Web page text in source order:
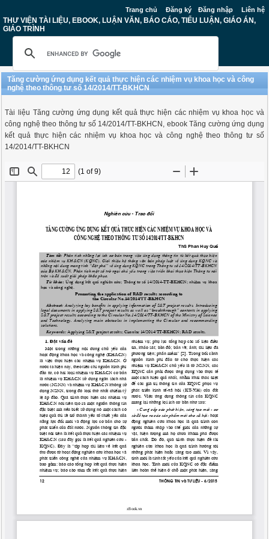
Trang chủ Đăng ký Đăng nhập Liên hệ
THƯ VIỆN TÀI LIỆU, EBOOK, LUẬN VĂN, BÁO CÁO, TIỂU LUẬN, GIÁO ÁN,
GIÁO TRÌNH
Tăng cường ứng dụng kết quả thực hiện các nhiệm vụ khoa học và công
nghệ theo thông tư số 14/2014/TT-BKHCN
Tài liệu Tăng cường ứng dụng kết quả thực hiện các nhiệm vụ khoa học và
công nghệ theo thông tư số 14/2014/TT-BKHCN, ebook Tăng cường ứng dụng
kết quả thực hiện các nhiệm vụ khoa học và công nghệ theo thông tư số
14/2014/TT-BKHCN